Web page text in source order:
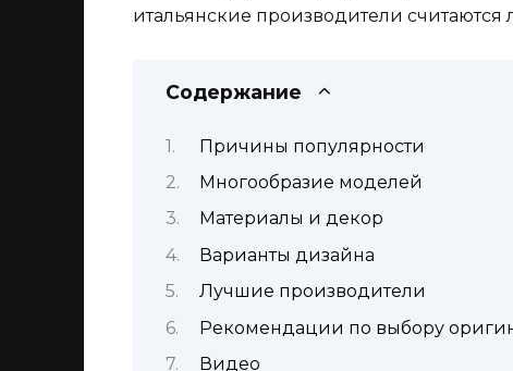
итальянские производители
Содержание
Причины популярности
Многообразие моделей
Материалы и декор
Варианты дизайна
Лучшие производители
Рекомендации по выбору
Видео